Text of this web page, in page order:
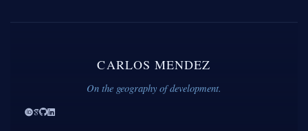
CARLOS MENDEZ
On the geography of development.